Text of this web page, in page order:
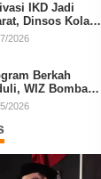
IKD Jadi
Dinsos Kolaka
2026
Berkah
WIZ Bombana
Lansia dan
2026